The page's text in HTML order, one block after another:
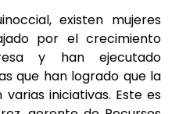
existen mujeres
por el crecimiento
y han ejecutado
que han logrado que la
iniciativas. Este es